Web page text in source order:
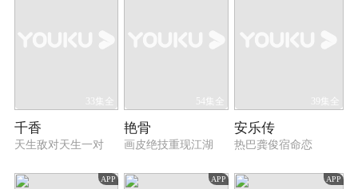
33集全
千香
天生敌对天生一对
54集全
艳骨
画皮绝技重现江湖
39集全
安乐传
热巴龚俊宿命恋
APP APP APP